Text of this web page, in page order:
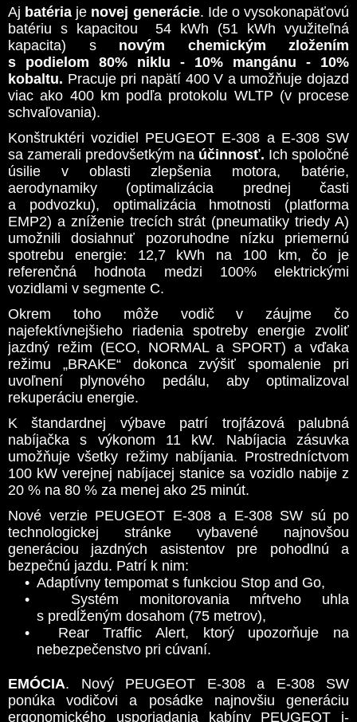
Aj batéria je novej generácie. Ide o vysokonapäťovú
batériu s kapacitou 54 kWh (51 kWh využiteľná
kapacita) s novým chemickým zložením
s podielom 80% niklu - 10% mangánu - 10%
kobaltu. Pracuje pri napätí 400 V a umožňuje dojazd
viac ako 400 km podľa protokolu WLTP (v procese
schvaľovania).
Konštruktéri vozidiel PEUGEOT E-308 a E-308 SW
sa zamerali predovšetkým na účinnosť. Ich spoločné
úsilie v oblasti zlepšenia motora, batérie,
aerodynamiky (optimalizácia prednej časti
a podvozku), optimalizácia hmotnosti (platforma
EMP2) a zníženie trecích strát (pneumatiky triedy A)
umožnili dosiahnuť pozoruhodne nízku priemernú
spotrebu energie: 12,7 kWh na 100 km, čo je
referenčná hodnota medzi 100% elektrickými
vozidlami v segmente C.
Okrem toho môže vodič v záujme čo
najefektívnejšieho riadenia spotreby energie zvoliť
jazdný režim (ECO, NORMAL a SPORT) a vďaka
režimu „BRAKE“ dokonca zvýšiť spomalenie pri
uvoľnení plynového pedálu, aby optimalizoval
rekuperáciu energie.
K štandardnej výbave patrí trojfázová palubná
nabíjačka s výkonom 11 kW. Nabíjacia zásuvka
umožňuje všetky režimy nabíjania. Prostredníctvom
100 kW verejnej nabíjacej stanice sa vozidlo nabije z
20 % na 80 % za menej ako 25 minút.
Nové verzie PEUGEOT E-308 a E-308 SW sú po
technologickej stránke vybavené najnovšou
generáciou jazdných asistentov pre pohodlnú a
bezpečnú jazdu. Patrí k nim:
• Adaptívny tempomat s funkciou Stop and Go,
•
Systém monitorovania mŕtveho uhla
s predĺženým dosahom (75 metrov),
•
Rear Traffic Alert, ktorý upozorňuje na
nebezpečenstvo pri cúvaní.
EMÓCIA. Nový PEUGEOT E-308 a E-308 SW
ponúka vodičovi a posádke najnovšiu generáciu
ergonomického usporiadania kabíny PEUGEOT i-